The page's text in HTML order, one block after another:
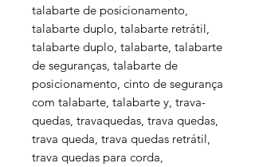
talabarte de posicionamento,
talabarte duplo, talabarte retrátil,
talabarte duplo, talabarte, talabarte
de seguranças, talabarte de
posicionamento, cinto de segurança
com talabarte, talabarte y, trava-
quedas, travaquedas, trava quedas,
trava queda, trava quedas retrátil,
trava quedas para corda,